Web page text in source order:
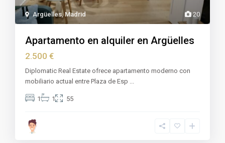
20
Argüelles,Madrid
Apartamento en alquiler en Argüelles
2.500 €
Diplomatic Real Estate ofrece apartamento moderno con
mobiliario actual entre Plaza de Esp ...
1 1 55